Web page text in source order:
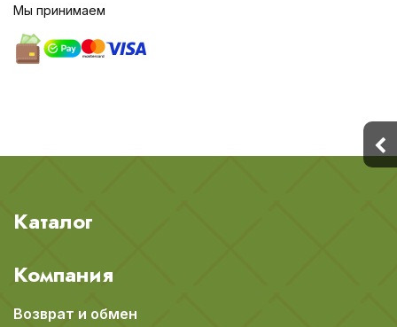
Мы принимаем
Каталог
Компания
Возврат и обмен